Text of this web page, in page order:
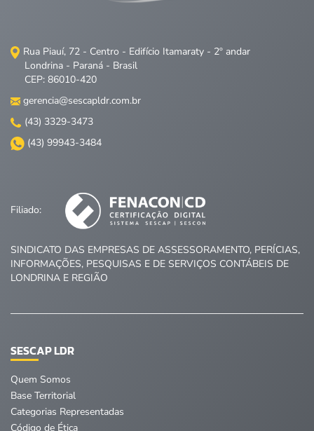
Rua Piauí, 72 - Centro - Edifício Itamaraty - 2º andar
Londrina - Paraná - Brasil
CEP: 86010-420
gerencia@sescapldr.com.br
(43) 3329-3473
(43) 99943-3484
Filiado:
SINDICATO DAS EMPRESAS DE ASSESSORAMENTO, PERÍCIAS,
INFORMAÇÕES, PESQUISAS E DE SERVIÇOS CONTÁBEIS DE
LONDRINA E REGIÃO
SESCAP LDR
Quem Somos
Base Territorial
Categorias Representadas
Código de Ética